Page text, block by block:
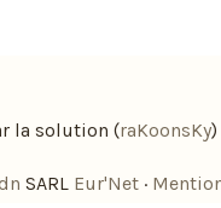
la solution (raKoonsKy)
SARL Eur'Net ·